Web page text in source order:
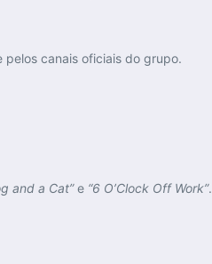
canais oficiais do grupo.
and a Cat”e “6 O’Clock Off Work”.